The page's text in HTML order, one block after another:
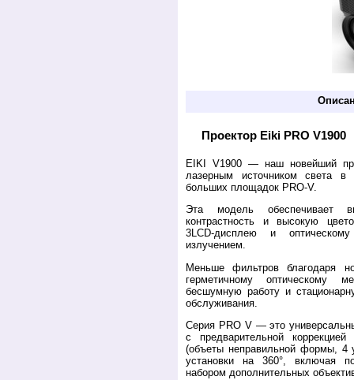
Проектор Eiki PRO V1900
EIKI V1900 — наш новейший
лазерным источником света
больших площадок PRO-V.
Эта модель обеспечивает
контрастность и высокую
3LCD-дисплею и
излучением.
Меньше фильтров благодаря
герметичному оптическому
бесшумную работу и
обслуживания.
Серия PRO V — это
с предварительной коррекцией
(объеты неправильной формы, 4
установки на 360°, включая
набором дополнительных